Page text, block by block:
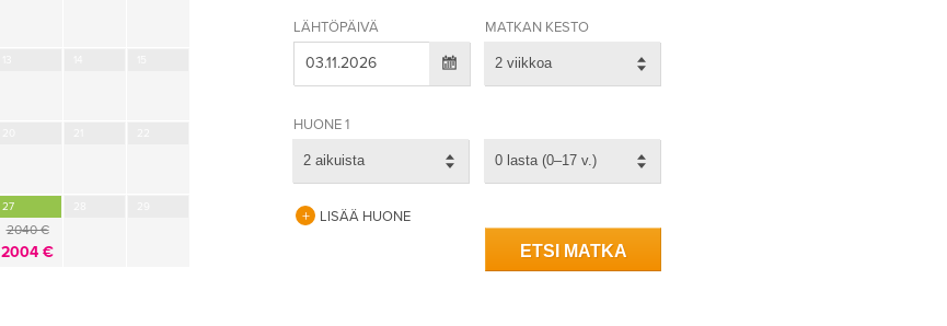
27
2040 €
2004 €
LÄHTÖPÄIVÄ MATKAN KESTO
2 viikkoa
HUONE 1
2 aikuista 0 lasta (0–17 v.)
LISÄÄ HUONE
ETSI MATKA